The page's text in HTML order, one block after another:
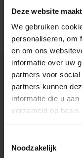
Deze website
We gebruiken
personaliseren, om
en om ons
informatie over uw
partners voor
partners kunnen
informatie die u
verzameld op basis
Noodzakelijk
FONCTIONNALITÉS
Caractéristiques